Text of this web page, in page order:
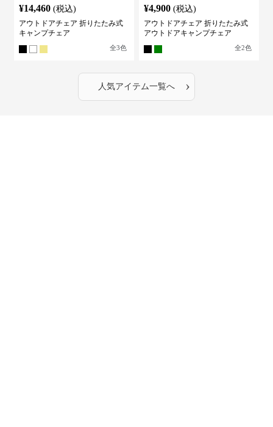
¥14,460 (税込)
アウトドアチェア 折りたたみ式
キャンプチェア
全3色
¥4,900 (税込)
アウトドアチェア 折りたたみ式
アウトドアキャンプチェア
全2色
人気アイテム一覧へ ›